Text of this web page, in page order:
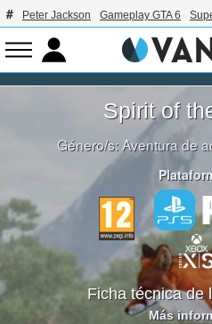
Peter Jackson Gameplay GTA 6
Spirit of
Género/s: Aventura de
Ficha técnica de
Más